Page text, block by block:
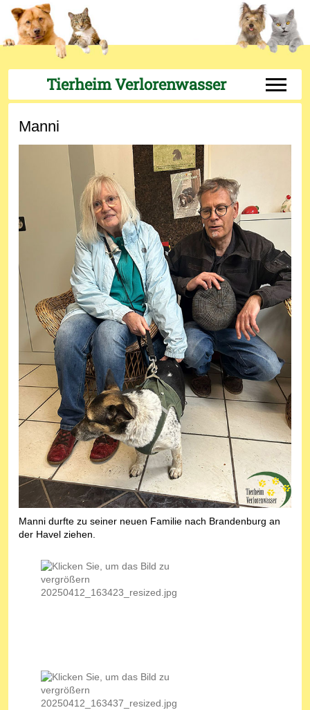
Tierheim Verlorenwasser Off-
Manni
Manni durfte zu seiner neuen Familie nach Brandenburg an
der Havel ziehen.